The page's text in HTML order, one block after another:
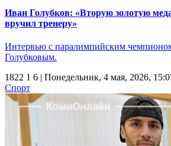
Иван Голубков: «Вторую золотую
вручил тренеру»
Интервью с паралимпийским
Голубковым.
1822 1 6 | Понедельник, 4 мая, 2026,
Спорт